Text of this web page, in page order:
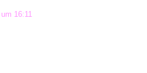
16:11